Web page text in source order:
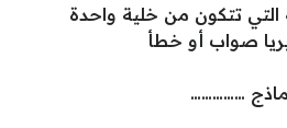
تتكون من خلية واحدة
صواب أو خطأ
……………